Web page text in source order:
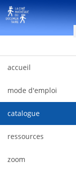
Ugrás a tartalomhoz
accueil
mode d'emploi
catalogue
ressources
zoom